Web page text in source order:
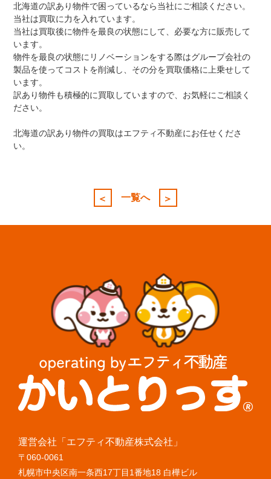
北海道の訳あり物件で困っているなら当社にご相談ください。
当社は買取に力を入れています。
当社は買取後に物件を最良の状態にして、必要な方に販売して
います。
物件を最良の状態にリノベーションをする際はグループ会社の
製品を使ってコストを削減し、その分を買取価格に上乗せして
います。
訳あり物件も積極的に買取していますので、お気軽にご相談く
ださい。
北海道の訳あり物件の買取はエフティ不動産にお任せくださ
い。
＜ 一覧へ ＞
運営会社「エフティ不動産株式会社」
〒060-0061
札幌市中央区南一条西17丁目1番地18 白樺ビル